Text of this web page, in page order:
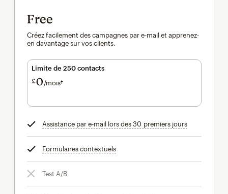
Free
Créez facilement des campagnes par e-mail et apprenez-
en davantage sur vos clients.
Limite de 250 contacts
£0 /mois†par mois†
Assistance par e-mail lors des 30 premiers joursinfobulle
Formulaires contextuelsinfobulle
Test A/B